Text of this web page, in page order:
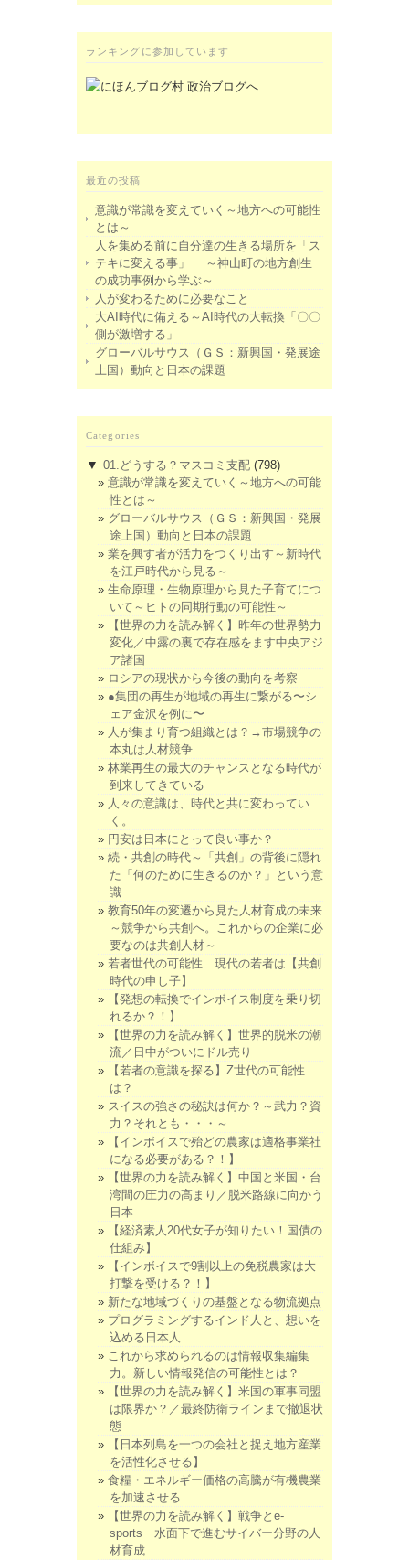
ランキングに参加しています
最近の投稿
意識が常識を変えていく～地方への可能性
とは～
人を集める前に自分達の生きる場所を「ス
テキに変える事」 ～神山町の地方創生
の成功事例から学ぶ～
人が変わるために必要なこと
大AI時代に備える～AI時代の大転換「〇〇
側が激増する」
グローバルサウス（ＧＳ：新興国・発展途
上国）動向と日本の課題
Categories
▼ 01.どうする？マスコミ支配 (798)
意識が常識を変えていく～地方への可能
性とは～
グローバルサウス（ＧＳ：新興国・発展
途上国）動向と日本の課題
業を興す者が活力をつくり出す～新時代
を江戸時代から見る～
生命原理・生物原理から見た子育てにつ
いて～ヒトの同期行動の可能性～
【世界の力を読み解く】昨年の世界勢力
変化／中露の裏で存在感をます中央アジ
ア諸国
ロシアの現状から今後の動向を考察
●集団の再生が地域の再生に繋がる〜シ
ェア金沢を例に〜
人が集まり育つ組織とは？→市場競争の
本丸は人材競争
林業再生の最大のチャンスとなる時代が
到来してきている
人々の意識は、時代と共に変わってい
く。
円安は日本にとって良い事か？
続・共創の時代～「共創」の背後に隠れ
た「何のために生きるのか？」という意
識
教育50年の変遷から見た人材育成の未来
～競争から共創へ。これからの企業に必
要なのは共創人材～
若者世代の可能性 現代の若者は【共創
時代の申し子】
【発想の転換でインボイス制度を乗り切
れるか？！】
【世界の力を読み解く】世界的脱米の潮
流／日中がついにドル売り
【若者の意識を探る】Z世代の可能性
は？
スイスの強さの秘訣は何か？～武力？資
力？それとも・・・～
【インボイスで殆どの農家は適格事業社
になる必要がある？！】
【世界の力を読み解く】中国と米国・台
湾間の圧力の高まり／脱米路線に向かう
日本
【経済素人20代女子が知りたい！国債の
仕組み】
【インボイスで9割以上の免税農家は大
打撃を受ける？！】
新たな地域づくりの基盤となる物流拠点
プログラミングするインド人と、想いを
込める日本人
これから求められるのは情報収集編集
力。新しい情報発信の可能性とは？
【世界の力を読み解く】米国の軍事同盟
は限界か？／最終防衛ラインまで撤退状
態
【日本列島を一つの会社と捉え地方産業
を活性化させる】
食糧・エネルギー価格の高騰が有機農業
を加速させる
【世界の力を読み解く】戦争とe-
sports 水面下で進むサイバー分野の人
材育成